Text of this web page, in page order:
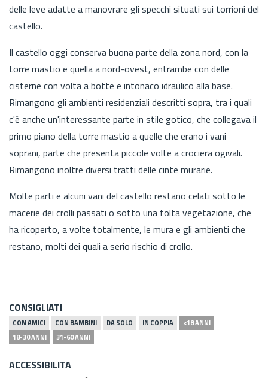
delle leve adatte a manovrare gli specchi situati sui torrioni del
castello.
Il castello oggi conserva buona parte della zona nord, con la
torre mastio e quella a nord-ovest, entrambe con delle
cisterne con volta a botte e intonaco idraulico alla base.
Rimangono gli ambienti residenziali descritti sopra, tra i quali
c'è anche un'interessante parte in stile gotico, che collegava il
primo piano della torre mastio a quelle che erano i vani
soprani, parte che presenta piccole volte a crociera ogivali.
Rimangono inoltre diversi tratti delle cinte murarie.
Molte parti e alcuni vani del castello restano celati sotto le
macerie dei crolli passati o sotto una folta vegetazione, che
ha ricoperto, a volte totalmente, le mura e gli ambienti che
restano, molti dei quali a serio rischio di crollo.
CONSIGLIATI
CON AMICI CON BAMBINI DA SOLO IN COPPIA
<18 ANNI
18-30 ANNI
31-60 ANNI
ACCESSIBILITA